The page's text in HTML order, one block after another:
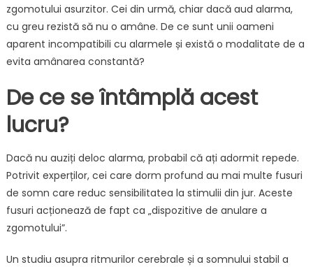
zgomotului asurzitor. Cei din urmă, chiar dacă aud alarma,
cu greu rezistă să nu o amâne. De ce sunt unii oameni
aparent incompatibili cu alarmele și există o modalitate de a
evita amânarea constantă?
De ce se întâmplă acest
lucru?
Dacă nu auziți deloc alarma, probabil că ați adormit repede.
Potrivit experților, cei care dorm profund au mai multe fusuri
de somn care reduc sensibilitatea la stimulii din jur. Aceste
fusuri acționează de fapt ca „dispozitive de anulare a
zgomotului”.
Un studiu asupra ritmurilor cerebrale și a somnului stabil a